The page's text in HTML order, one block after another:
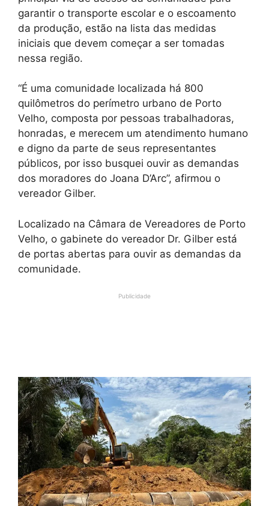
garantir o transporte escolar e o escoamento
da produção, estão na lista das medidas
iniciais que devem começar a ser tomadas
nessa região.
“É uma comunidade localizada há 800
quilômetros do perímetro urbano de Porto
Velho, composta por pessoas trabalhadoras,
honradas, e merecem um atendimento humano
e digno da parte de seus representantes
públicos, por isso busquei ouvir as demandas
dos moradores do Joana D’Arc”, afirmou o
vereador Gilber.
Localizado na Câmara de Vereadores de Porto
Velho, o gabinete do vereador Dr. Gilber está
de portas abertas para ouvir as demandas da
comunidade.
Publicidade